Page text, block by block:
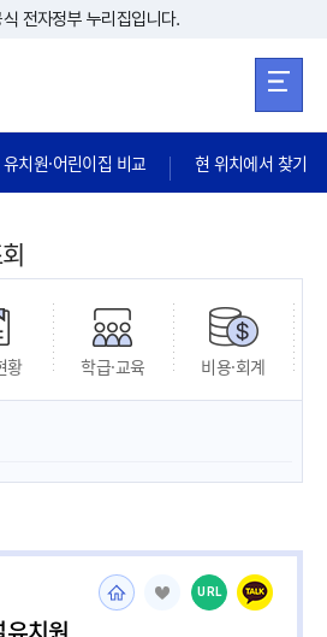
본문 바로가기
전자정부 누리집입니다.
유치원·어린이집 비교 현 위치에서 찾기
황 학급·교육 비용·회계
URL